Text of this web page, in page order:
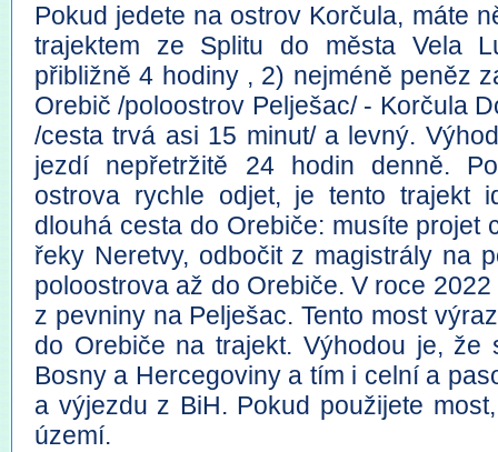
Pokud jedete na ostrov Korčula, máte
trajektem ze Splitu do města Vela
přibližně 4 hodiny , 2) nejméně peněz
Orebič /poloostrov Pelješac/ - Korčula
/cesta trvá asi 15 minut/ a levný.
jezdí nepřetržitě 24 hodin denně.
ostrova rychle odjet, je tento trajekt
dlouhá cesta do Orebiče: musíte projet
řeky Neretvy, odbočit z magistrály na
poloostrova až do Orebiče. V roce
z pevniny na Pelješac. Tento most
do Orebiče na trajekt. Výhodou je, že
Bosny a Hercegoviny a tím i celní a
a výjezdu z BiH. Pokud použijete
území.